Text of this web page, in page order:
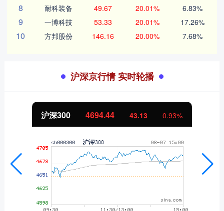
8 耐科装备 49.67 20.01% 6.83%
9 一博科技 53.33 20.01% 17.26%
10 方邦股份 146.16 20.00% 7.68%
沪深京行情 实时轮播
沪深300 4694.44 43.13 0.93%